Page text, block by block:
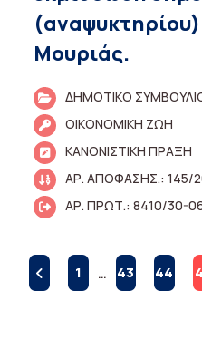
Μουριάς.
ΔΗΜΟΤΙΚΟ
ΟΙΚΟΝΟΜΙΚΗ ΖΩΗ
ΚΑΝΟΝΙΣΤΙΚΗ ΠΡΑΞΗ
ΑΡ. ΑΠΟΦΑΣΗΣ.: 145/
ΑΡ. ΠΡΩΤ.: 8410/30-
1 … 43 44